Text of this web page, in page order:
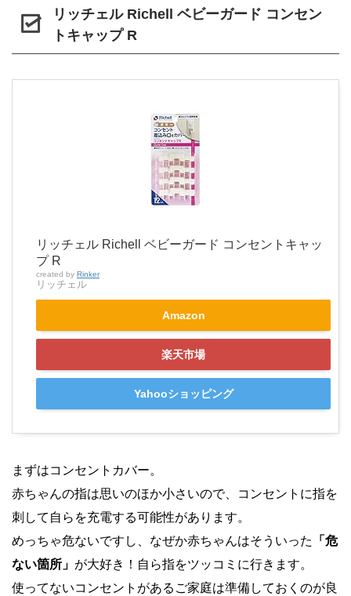
リッチェル Richell ベビーガード コンセン
トキャップ R
リッチェル Richell ベビーガード コンセントキャッ
プ R
created by Rinker
リッチェル
Amazon
楽天市場
Yahooショッピング
まずはコンセントカバー。
赤ちゃんの指は思いのほか小さいので、コンセントに指を
刺して自らを充電する可能性があります。
めっちゃ危ないですし、なぜか赤ちゃんはそういった
「危
ない箇所」 が大好き！自ら指をツッコミに行きます。
使ってないコンセントがあるご家庭は準備しておくのが良